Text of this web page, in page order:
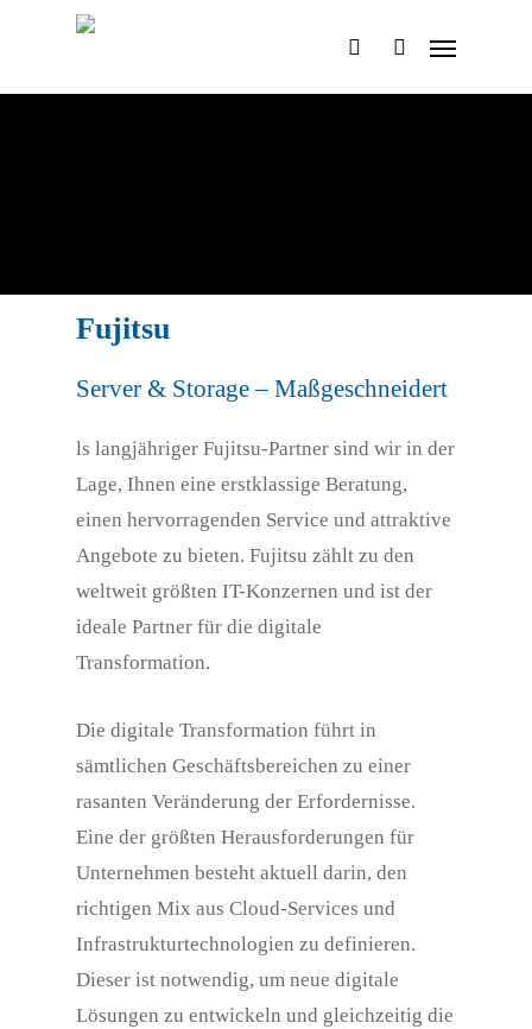
search account
Fujitsu
Server & Storage – Maßgeschneidert
ls langjähriger Fujitsu-Partner sind wir in der
Lage, Ihnen eine erstklassige Beratung,
einen hervorragenden Service und attraktive
Angebote zu bieten. Fujitsu zählt zu den
weltweit größten IT-Konzernen und ist der
ideale Partner für die digitale
Transformation.
Die digitale Transformation führt in
sämtlichen Geschäftsbereichen zu einer
rasanten Veränderung der Erfordernisse.
Eine der größten Herausforderungen für
Unternehmen besteht aktuell darin, den
richtigen Mix aus Cloud-Services und
Infrastrukturtechnologien zu definieren.
Dieser ist notwendig, um neue digitale
Lösungen zu entwickeln und gleichzeitig die